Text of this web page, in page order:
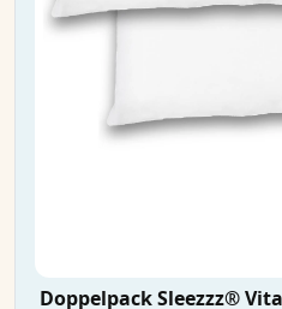
Doppelpack Sleezzz®